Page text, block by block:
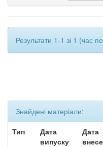
Результати 1-1 зі 1 (час
Знайдені матеріали:
Тип
Дата
випуску
Дата